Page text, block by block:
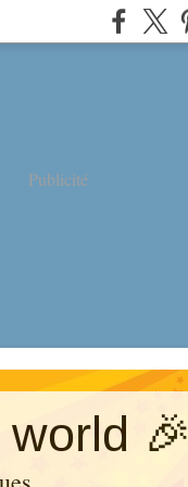
Publicité
🎉